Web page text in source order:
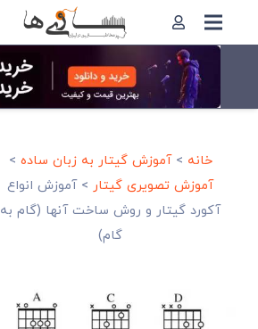
خانه >آموزش گیتار به زبان ساده >
آموزش تصویری گیتار>آموزش انواع
آکورد گیتار و روش ساخت آنها (گام به
گام)